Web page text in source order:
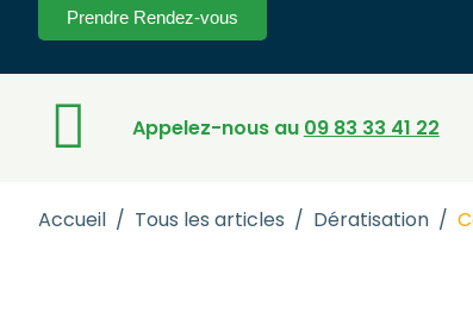
Prendre Rendez-vous
Appelez-nous au 09 83 33 41 22
Accueil / Tous les articles / Dératisation /